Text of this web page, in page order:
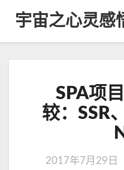
宇宙之心灵感
SPA项
较：SSR
2017年7月29日